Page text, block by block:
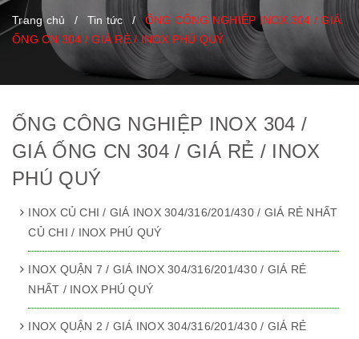
Trang chủ / Tin tức /
ỐNG CÔNG NGHIỆP INOX 304 / GIÁ
ỐNG CN 304 / GIÁ RẺ / INOX PHÚ QUÝ
ỐNG CÔNG NGHIỆP INOX 304 /
GIÁ ỐNG CN 304 / GIÁ RẺ / INOX
PHÚ QUÝ
INOX CỦ CHI / GIÁ INOX 304/316/201/430 / GIÁ RẺ NHẤT
CỦ CHI / INOX PHÚ QUÝ
INOX QUẬN 7 / GIÁ INOX 304/316/201/430 / GIÁ RẺ
NHẤT / INOX PHÚ QUÝ
INOX QUẬN 2 / GIÁ INOX 304/316/201/430 / GIÁ RẺ